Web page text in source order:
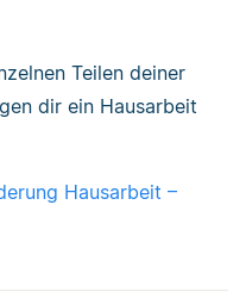
Teilen deiner
dir ein Hausarbeit
Hausarbeit –